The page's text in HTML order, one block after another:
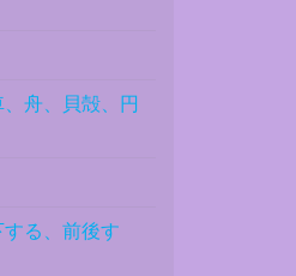
舟、貝殻、円
る、前後す